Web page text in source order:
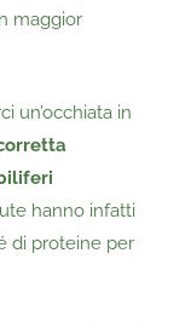
maggior
un’occhiata in
hanno infatti
di proteine per